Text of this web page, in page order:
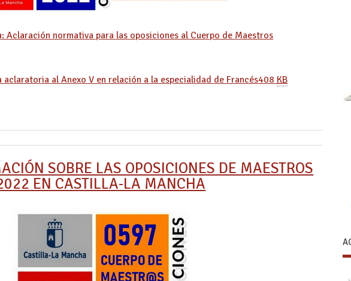
Aclaración normativa para las oposiciones al Cuerpo de Maestros
aclaratoria al Anexo V en relación a la especialidad de Francés408KB
SOBRE LAS OPOSICIONES DE MAESTROS
EN CASTILLA-LA MANCHA